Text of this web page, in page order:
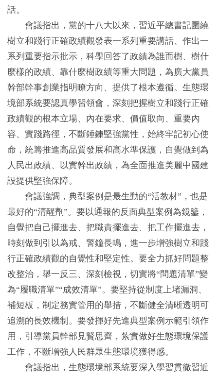
話。
會議指出，黨的十八大以來，習近平總書記圍繞
樹立和踐行正確政績觀發表一系列重要講話、作出一
系列重要指示批示，科學回答了政績為誰而樹、樹什
麼樣的政績、靠什麼樹政績等重大問題，為廣大黨員
幹部幹事創業指明瞭方向、提供了根本遵循。生態環
境部系統要認真學習領會，深刻把握樹立和踐行正確
政績觀的根本立場、內在要求、價值取向、重要內
容、實踐路徑，不斷錘鍊堅強黨性，始終牢記初心使
命，統籌推進高品質發展和高水準保護，自覺做到為
人民出政績、以實幹出政績，為全面推進美麗中國建
設提供堅強保障。
會議強調，典型案例是最生動的“活教材”，也是
最好的“清醒劑”。要以通報的反面典型案例為鏡鑒，
自覺把自己擺進去、把職責擺進去、把工作擺進去，
時刻做到引以為戒、警鐘長鳴，進一步增強樹立和踐
行正確政績觀的自覺性和堅定性。要全力抓好問題整
改整治，舉一反三、深刻檢視，切實將“問題清單”變
為“履職清單”“成效清單”。要堅持從制度上堵漏洞、
補短板，制定務實管用的舉措，不斷健全清晰透明可
追溯的長效機制。要發揮好先進典型案例示範引領作
用，引導黨員幹部見賢思齊，紮實做好生態環境保護
工作，不斷增強人民群眾生態環境獲得感。
會議指出，生態環境部系統要深入學習貫徹習近